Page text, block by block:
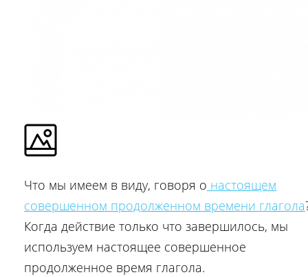
Что мы имеем в виду, говоря о настоящем
совершенном продолженном времени глагола
Когда действие только что завершилось, мы
используем настоящее совершенное
продолженное время глагола.